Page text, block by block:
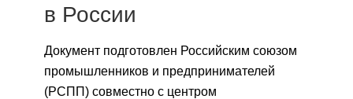
Научная жизнь
Издания
Проблемы прогнозирования
в России
Документ подготовлен Российским союзом
промышленников и предпринимателей
(РСПП) совместно с центром